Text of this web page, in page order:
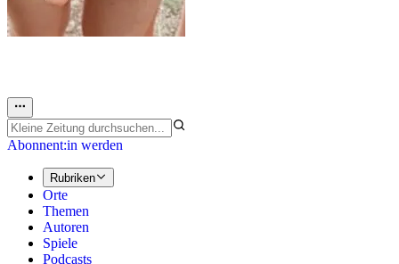
Abonnent:in werden
Rubriken
Orte
Themen
Autoren
Spiele
Podcasts